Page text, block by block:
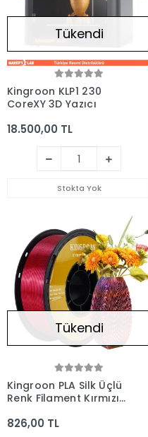
Tükendi
Kingroon KLP1 230
CoreXY 3D Yazıcı
18.500,00 TL
Stokta Yok
Tükendi
Kingroon PLA Silk Üçlü
Renk Filament Kırmızı
826,00 TL